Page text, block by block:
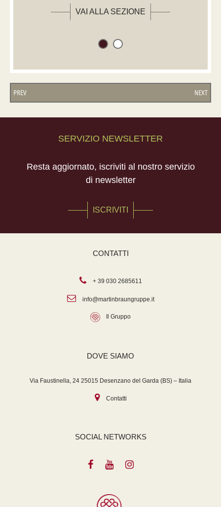
VAI ALLA SEZIONE
PREV NEXT
SERVIZIO NEWSLETTER
Resta aggiornato, iscriviti al nostro servizio
di newsletter
ISCRIVITI
CONTATTI
+ 39 030 2685611
info@martinbraungruppe.it
Il Gruppo
DOVE SIAMO
Via Faustinella, 24 25015 Desenzano del Garda (BS) – Italia
Contatti
SOCIAL NETWORKS